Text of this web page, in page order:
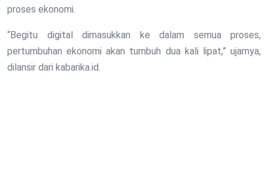
proses ekonomi.
“Begitu digital dimasukkan ke dalam semua proses,
pertumbuhan ekonomi akan tumbuh dua kali lipat,” ujarnya,
dilansir dari kabarika.id.